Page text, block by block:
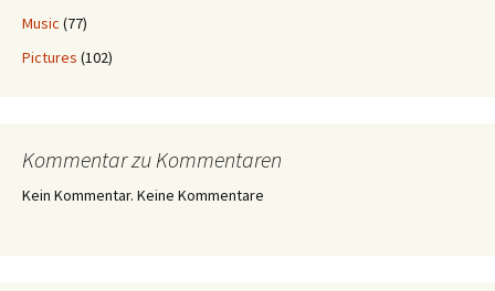
Music (77)
Pictures (102)
Kommentar zu Kommentaren
Kein Kommentar. Keine Kommentare